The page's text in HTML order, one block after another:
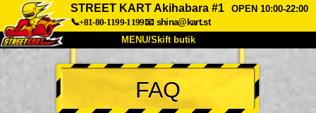
STREET KART Akihabara #1
OPEN 10:00-22:00
📞+81-80-1199-1199📧 shina@kart.st
MENU/Skift butik
TOP
Om Specifikationer Pris
FAQ